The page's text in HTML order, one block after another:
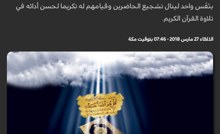
بنَفَس واحد لينال تشجيع الحاضرين وقيامهم له تكريما لحسن أدائه في
تلاوة القرآن الكريم.
الثلاثاء 27 مارس 2018 - 07:46 بتوقيت مكة